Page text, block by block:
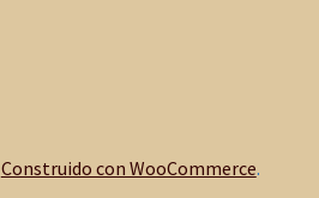
Construido con WooCommerce.